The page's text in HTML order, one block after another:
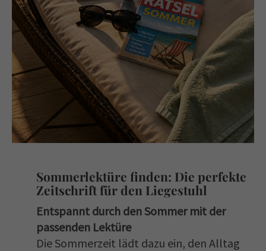
Sommerlektüre finden: Die perfekte
Zeitschrift für den Liegestuhl
Entspannt durch den Sommer mit der
passenden Lektüre
Die Sommerzeit lädt dazu ein, den Alltag